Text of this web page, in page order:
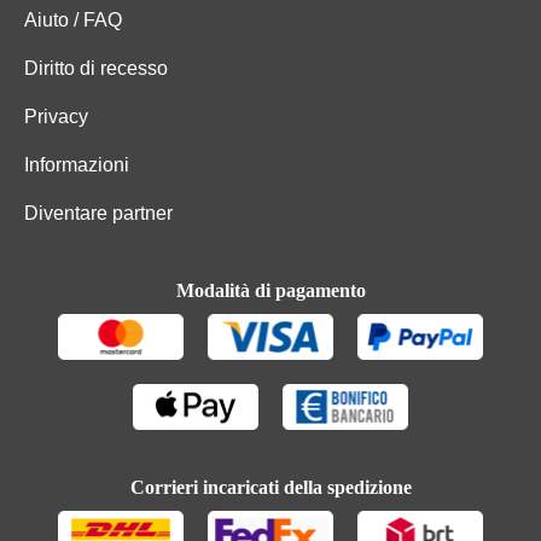
Aiuto / FAQ
Diritto di recesso
Privacy
Informazioni
Diventare partner
Modalità di pagamento
Corrieri incaricati della spedizione